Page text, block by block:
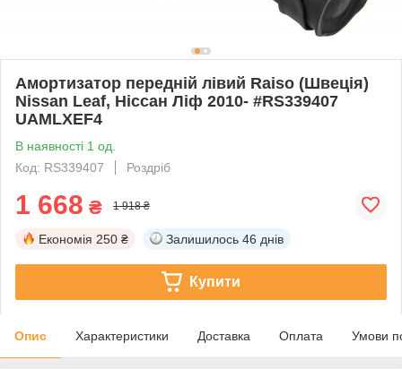
Амортизатор передній лівий Raiso (Швеція)
Nissan Leaf, Ніссан Ліф 2010- #RS339407
UAMLXEF4
В наявності 1 од.
Код: RS339407
Роздріб
1 668 ₴ 1 918 ₴
Економія 250 ₴ Залишилось 46 днів
Купити
Опис Характеристики Доставка Оплата Умови